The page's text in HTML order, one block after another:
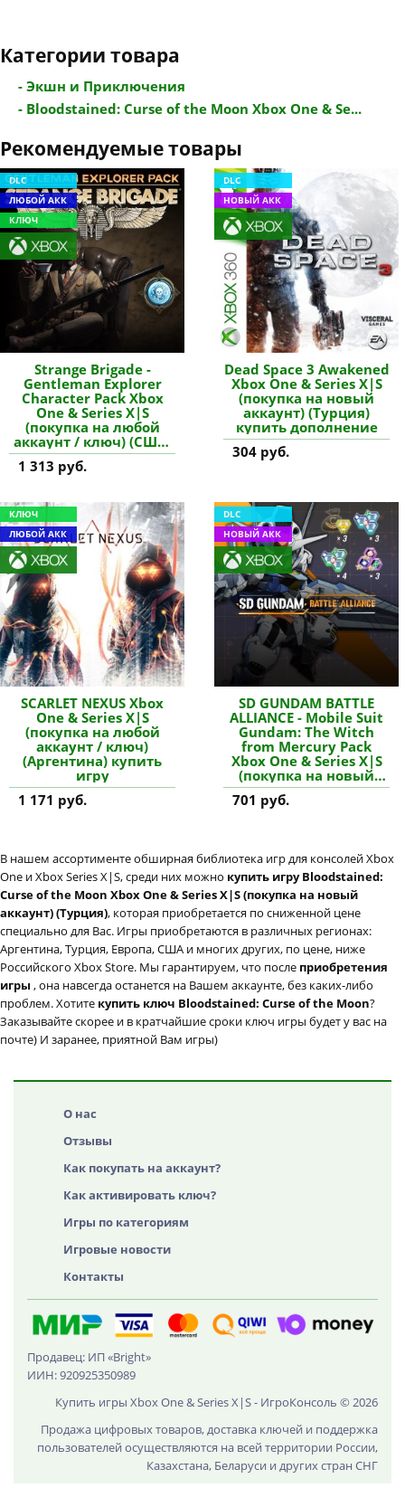
Категории товара
- Экшн и Приключения
- Bloodstained: Curse of the Moon Xbox One & Se...
Рекомендуемые товары
DLC
ЛЮБОЙ АКК
КЛЮЧ
Strange Brigade -
Gentleman Explorer
Character Pack Xbox
One & Series X|S
(покупка на любой
аккаунт / ключ) (США)
купить дополнение
1 313 руб.
DLC
НОВЫЙ АКК
Dead Space 3 Awakened
Xbox One & Series X|S
(покупка на новый
аккаунт) (Турция)
купить дополнение
304 руб.
КЛЮЧ
ЛЮБОЙ АКК
SCARLET NEXUS Xbox
One & Series X|S
(покупка на любой
аккаунт / ключ)
(Аргентина) купить
игру
1 171 руб.
DLC
НОВЫЙ АКК
SD GUNDAM BATTLE
ALLIANCE - Mobile Suit
Gundam: The Witch
from Mercury Pack
Xbox One & Series X|S
(покупка на новый
аккаунт) (Турция)
купить дополнение
701 руб.
В нашем ассортименте обширная библиотека игр для консолей Xbox
One и Xbox Series X|S, среди них можно купить игру Bloodstained:
Curse of the Moon Xbox One & Series X|S (покупка на новый
аккаунт) (Турция), которая приобретается по сниженной цене
специально для Вас. Игры приобретаются в различных регионах:
Аргентина, Турция, Европа, США и многих других, по цене, ниже
Российского Xbox Store. Мы гарантируем, что после приобретения
игры , она навсегда останется на Вашем аккаунте, без каких-либо
проблем. Хотите купить ключ Bloodstained: Curse of the Moon?
Заказывайте скорее и в кратчайшие сроки ключ игры будет у вас на
почте) И заранее, приятной Вам игры)
О нас
Отзывы
Как покупать на аккаунт?
Как активировать ключ?
Игры по категориям
Игровые новости
Контакты
Продавец: ИП «Bright»
ИИН: 920925350989
Купить игры Xbox One & Series X|S - ИгроКонсоль © 2026
Продажа цифровых товаров, доставка ключей и поддержка
пользователей осуществляются на всей территории России,
Казахстана, Беларуси и других стран СНГ